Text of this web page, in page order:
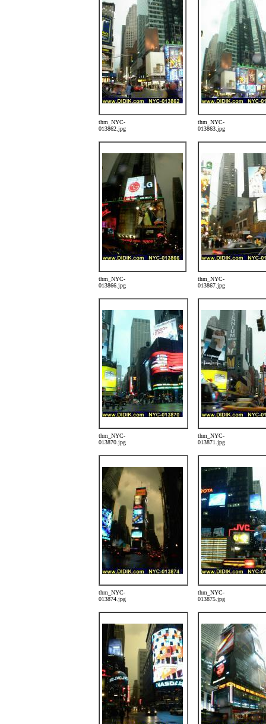
thm_NYC-
013862.jpg
thm_NYC-
013863.jpg
thm_NYC-
013866.jpg
thm_NYC-
013867.jpg
thm_NYC-
013870.jpg
thm_NYC-
013871.jpg
thm_NYC-
013874.jpg
thm_NYC-
013875.jpg